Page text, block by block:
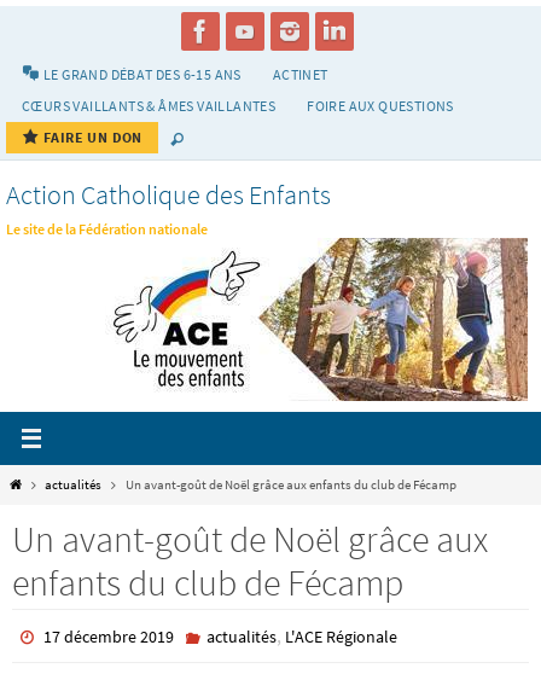
LE GRAND DÉBAT DES 6-15 ANS
ACTINET
CŒURS VAILLANTS & ÂMES VAILLANTES
FOIRE AUX QUESTIONS
FAIRE UN DON
Action Catholique des Enfants
Le site de la Fédération nationale
Homeactualités Un avant-goût de Noël grâce aux enfants du club de Fécamp
Un avant-goût de Noël grâce aux
enfants du club de Fécamp
17 décembre 2019 actualités, L'ACE Régionale